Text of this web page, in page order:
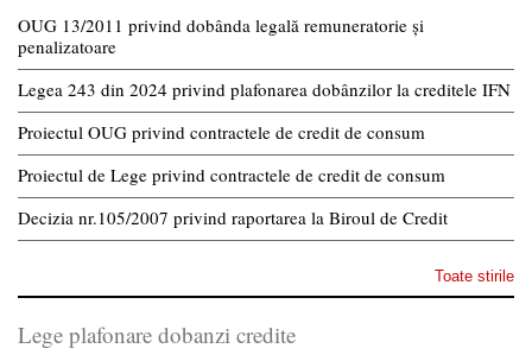
OUG 13/2011 privind dobânda legală remuneratorie și
penalizatoare
Legea 243 din 2024 privind plafonarea dobânzilor la creditele IFN
Proiectul OUG privind contractele de credit de consum
Proiectul de Lege privind contractele de credit de consum
Decizia nr.105/2007 privind raportarea la Biroul de Credit
Toate stirile
Lege plafonare dobanzi credite